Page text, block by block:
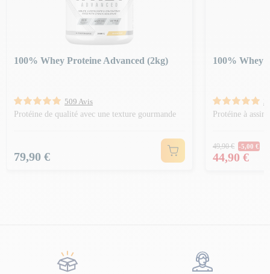
100% Whey Proteine Advanced (2kg)
509 Avis
Protéine de qualité avec une texture gourmande
Prix
79,90 €
100% Whey
Protéine à
Prix
49,90 € -5,00 €
Prix
44,90 €